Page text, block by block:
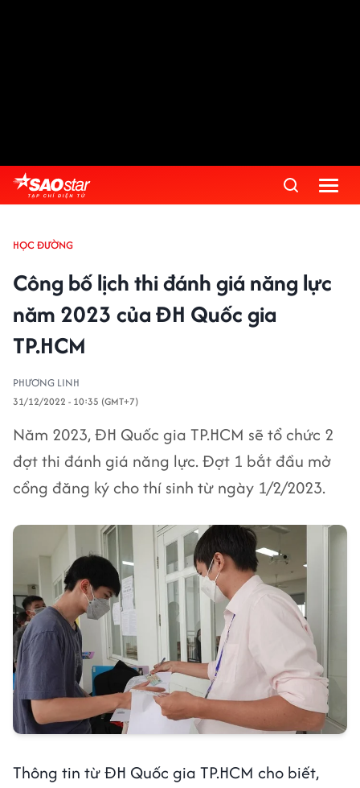
HỌC ĐƯỜNG
Công bố lịch thi đánh giá năng lực
năm 2023 của ĐH Quốc gia
TP.HCM
PHƯƠNG LINH
31/12/2022 - 10:35 (GMT+7)
Năm 2023, ĐH Quốc gia TP.HCM sẽ tổ chức 2
đợt thi đánh giá năng lực. Đợt 1 bắt đầu mở
cổng đăng ký cho thí sinh từ ngày 1/2/2023.
Thông tin từ ĐH Quốc gia TP.HCM cho biết,